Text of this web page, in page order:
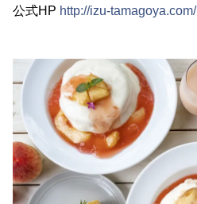
公式HP http://izu-tamagoya.com/